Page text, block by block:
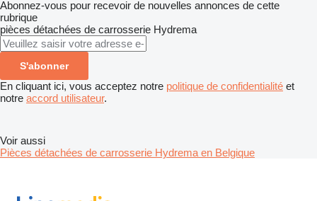
Abonnez-vous pour recevoir de nouvelles annonces de cette
rubrique
pièces détachées de carrosserie Hydrema
S'abonner
En cliquant ici, vous acceptez notre politique de confidentialité et
notre accord utilisateur.
Voir aussi
Pièces détachées de carrosserie Hydrema en Belgique